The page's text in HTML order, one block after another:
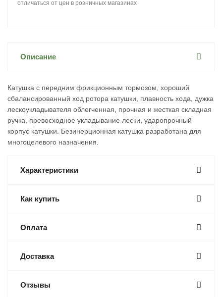
отличаться от цен в розничных магазинах
Описание
Катушка с передним фрикционным тормозом, хороший
сбалансированный ход ротора катушки, плавность хода, дужка
лескоукладывателя облегченная, прочная и жесткая складная
ручка, превосходное укладывание лески, ударопрочный
корпус катушки. Безинерционная катушка разработана для
многоцелевого назначения.
Характеристики
Как купить
Оплата
Доставка
Отзывы